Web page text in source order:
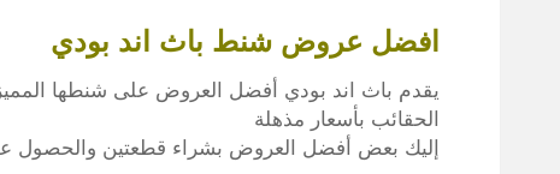
افضل عروض شنط باث اند بودي
يقدم باث اند بودي أفضل العروض على شنطها
الحقائب بأسعار مذهلة
إليك بعض أفضل العروض بشراء قطعتين والحصول على